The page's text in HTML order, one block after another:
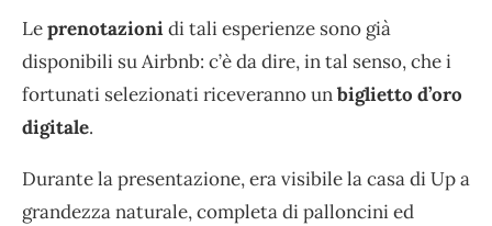
Leprenotazionidi tali esperienze sono già
disponibili su Airbnb: c’è da dire, in tal senso, che i
fortunati selezionati riceveranno unbiglietto d’oro
digitale.
Durante la presentazione, era visibile la casa di Up a
grandezza naturale, completa di palloncini ed